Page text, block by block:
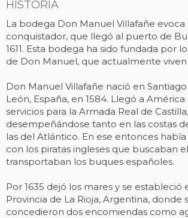
HISTORIA
La bodega Don Manuel Villafañe evoca
conquistador, que llegó al puerto de
1611. Esta bodega ha sido fundada por
de Don Manuel, que actualmente
Don Manuel Villafañe nació en
León, España, en 1584. Llegó a
servicios para la Armada Real de Castilla,
desempeñándose tanto en las costas
las del Atlántico. En ese entonces
con los piratas ingleses que buscaban
transportaban los buques españoles.
Por 1635 dejó los mares y se estableció
Provincia de La Rioja, Argentina, donde
concedieron dos encomiendas como